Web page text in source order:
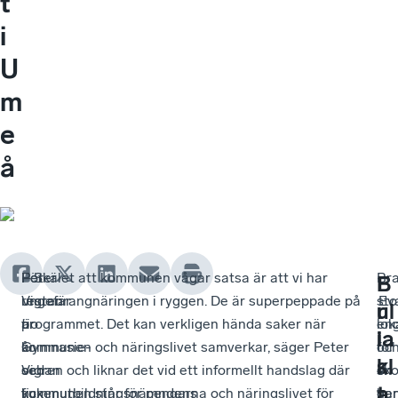
i
U
m
e
å
För
ungefär
tio
år
sedan
fick
Peter
Vigren
är
Gymnasie-
och
vuxenutbildningsnämndens
– Skälet att kommunen vågar satsa är att vi har
restaurangnäringen i ryggen. De är superpeppade på
programmet. Det kan verkligen hända saker när
kommunen och näringslivet samverkar, säger Peter
Vigren och liknar det vid ett informellt handslag där
kommunen står för pengarna och näringslivet för
B
r
i
s
för
har
–
en
F
ul
la
kl